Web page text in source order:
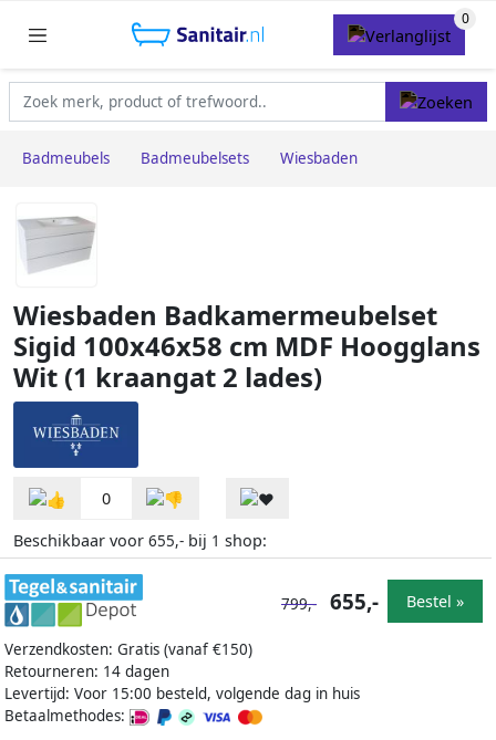
Badmeubels Badmeubelsets Wiesbaden
Wiesbaden Badkamermeubelset
Sigid 100x46x58 cm MDF Hoogglans
Wit (1 kraangat 2 lades)
0
Beschikbaar voor 655,- bij 1 shop:
Verzendkosten: Gratis (vanaf €150)
Retourneren: 14 dagen
Levertijd: Voor 15:00 besteld, volgende dag in huis
Betaalmethodes:
799,- 655,- Bestel »